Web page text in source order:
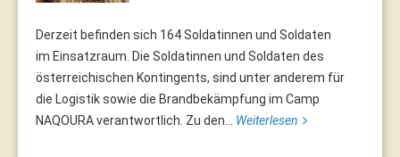
Derzeit befinden sich 164 Soldatinnen und Soldaten
im Einsatzraum. Die Soldatinnen und Soldaten des
österreichischen Kontingents, sind unter anderem für
die Logistik sowie die Brandbekämpfung im Camp
NAQOURA verantwortlich. Zu den... Weiterlesen